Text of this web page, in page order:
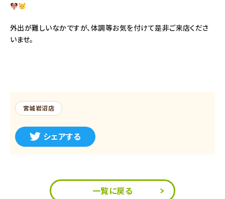
外出が難しいなかですが、体調等お気を付けて是非ご来店くださ
いませ。
宮城岩沼店
シェアする
一覧に戻る